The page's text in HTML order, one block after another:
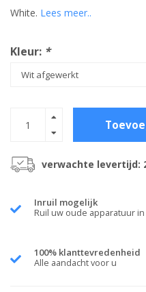
White. Lees meer..
Kleur: *
verwachte levertijd:
Inruil mogelijk
Ruil uw oude apparatuur in
100% klanttevredenheid
Alle aandacht voor u